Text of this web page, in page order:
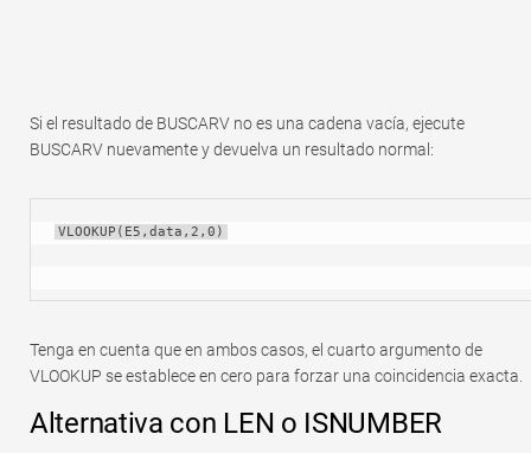
Si el resultado de BUSCARV no es una cadena vacía, ejecute
BUSCARV nuevamente y devuelva un resultado normal:
VLOOKUP(E5,data,2,0)
Tenga en cuenta que en ambos casos, el cuarto argumento de
VLOOKUP se establece en cero para forzar una coincidencia exacta.
Alternativa con LEN o ISNUMBER